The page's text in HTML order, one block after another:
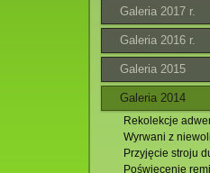
Galeria 2017 r.
Galeria 2016 r.
Galeria 2015
Galeria 2014
Rekolekcje
Wyrwani z niewoli
Przyjęcie stroju
Poświęcenie